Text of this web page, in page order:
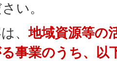
い。
、地域資源等の
事業のうち、以